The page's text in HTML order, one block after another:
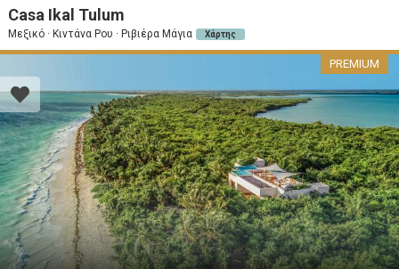
Casa Ikal Tulum
Μεξικό · Κιντάνα Ρου · Ριβιέρα Μάγια Χάρτης
PREMIUM